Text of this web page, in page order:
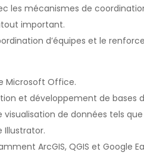
les mécanismes de
important.
d’équipes et le
Microsoft Office.
et développement de bases
de données tels que
Illustrator.
ArcGIS, QGIS et Google